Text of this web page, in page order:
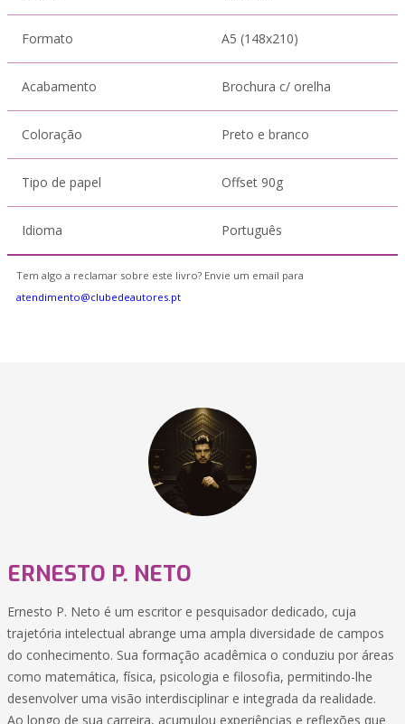
Formato A5 (148x210)
Acabamento Brochura c/ orelha
Coloração Preto e branco
Tipo de papel Offset 90g
Idioma Português
Tem algo a reclamar sobre este livro? Envie um email para
atendimento@clubedeautores.pt
ERNESTO P. NETO
Ernesto P. Neto é um escritor e pesquisador dedicado, cuja
trajetória intelectual abrange uma ampla diversidade de campos
do conhecimento. Sua formação acadêmica o conduziu por áreas
como matemática, física, psicologia e filosofia, permitindo-lhe
desenvolver uma visão interdisciplinar e integrada da realidade.
Ao longo de sua carreira, acumulou experiências e reflexões que